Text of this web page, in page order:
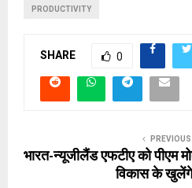
PRODUCTIVITY
SHARE 0
भारत-न्यूजीलैंड एफटीए को पीएम
विकास के